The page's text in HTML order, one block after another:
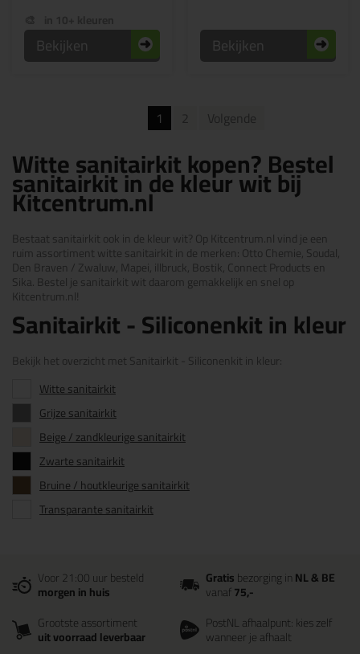
Bekijken Bekijken
1 2 Volgende
Witte sanitairkit kopen? Bestel
sanitairkit in de kleur wit bij
Kitcentrum.nl
Bestaat sanitairkit ook in de kleur wit? Op Kitcentrum.nl vind je een
ruim assortiment witte sanitairkit in de merken: Otto Chemie, Soudal,
Den Braven / Zwaluw, Mapei, illbruck, Bostik, Connect Products en
Sika. Bestel je sanitairkit wit daarom gemakkelijk en snel op
Kitcentrum.nl!
Sanitairkit - Siliconenkit in kleur
Bekijk het overzicht met Sanitairkit - Siliconenkit in kleur:
Witte sanitairkit
Grijze sanitairkit
Beige / zandkleurige sanitairkit
Zwarte sanitairkit
Bruine / houtkleurige sanitairkit
Transparante sanitairkit
Voor 21:00 uur besteld
morgen in huis
Gratisbezorging inNL & BE
vanaf75,-
Grootste assortiment
uit voorraad leverbaar
PostNL afhaalpunt: kies zelf
wanneer je afhaalt